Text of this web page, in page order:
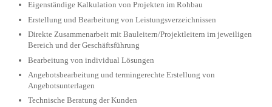
Eigenständige Kalkulation von Projekten im Rohbau
Erstellung und Bearbeitung von Leistungsverzeichnissen
Direkte Zusammenarbeit mit Bauleitern/Projektleitern im jeweiligen
Bereich und der Geschäftsführung
Bearbeitung von individual Lösungen
Angebotsbearbeitung und termingerechte Erstellung von
Angebotsunterlagen
Technische Beratung der Kunden